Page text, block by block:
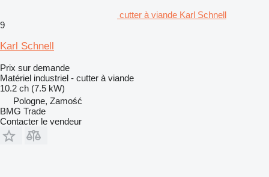
cutter à viande Karl Schnell
9
Karl Schnell
Prix sur demande
Matériel industriel - cutter à viande
10.2 ch (7.5 kW)
Pologne, Zamość
BMG Trade
Contacter le vendeur